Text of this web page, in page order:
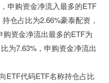
申购资金净流入最多的ETF
仓占比为2.66%豪泰配资，
购资金净流出最多的ETF为
为7.63%，申购资金净流出
ETF代码ETF名称持仓占比